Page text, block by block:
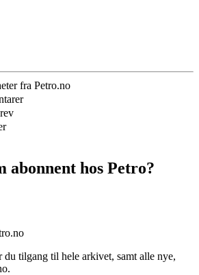
fra Petro.no
abonnent hos Petro?
du tilgang til hele arkivet, samt alle nye,